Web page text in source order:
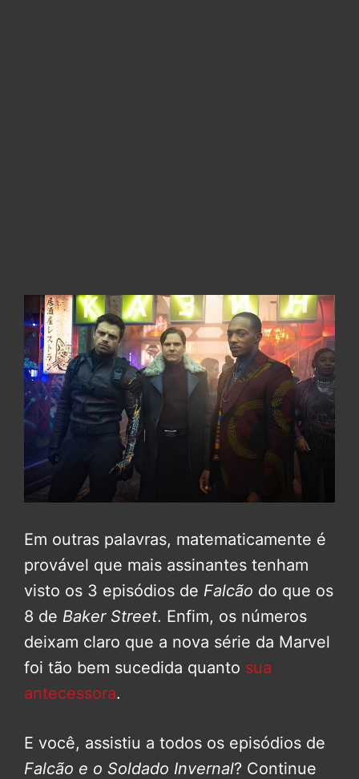
Em outras palavras, matematicamente é
provável que mais assinantes tenham
visto os 3 episódios de Falcão do que os
8 de Baker Street. Enfim, os números
deixam claro que a nova série da Marvel
foi tão bem sucedida quanto sua
antecessora.
E você, assistiu a todos os episódios de
Falcão e o Soldado Invernal? Continue